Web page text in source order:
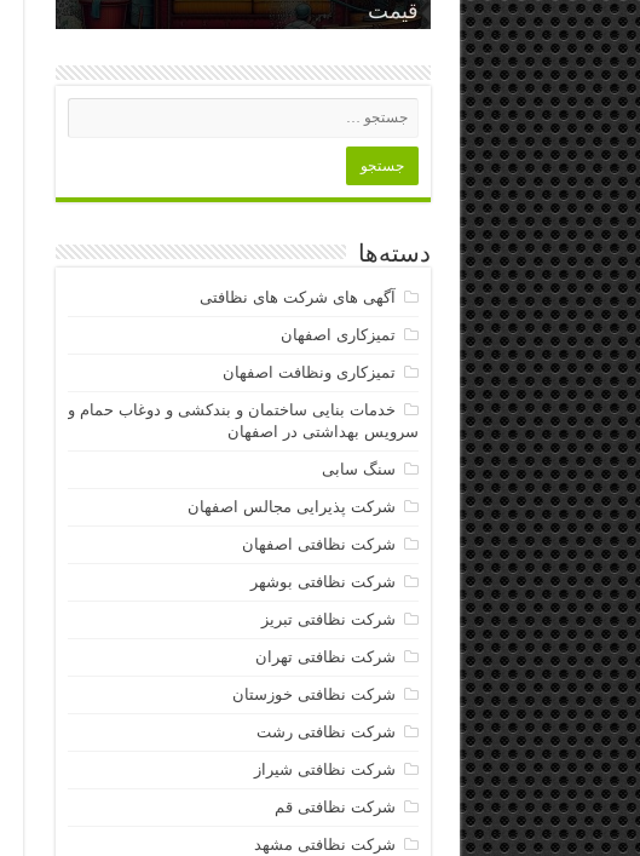
آن بر سلامت و آرامش خانواده
قیمت
مراقبت از سالمند در منزل اصفهان
دسته‌ها
آگهی های شرکت های نظافتی
تمیزکاری اصفهان
تمیزکاری ونظافت اصفهان
خدمات بنایی ساختمان و بندکشی و دوغاب حمام و
سرویس بهداشتی در اصفهان
سنگ سابی
شرکت پذیرایی مجالس اصفهان
شرکت نظافتی اصفهان
شرکت نظافتی بوشهر
شرکت نظافتی تبریز
شرکت نظافتی تهران
شرکت نظافتی خوزستان
شرکت نظافتی رشت
شرکت نظافتی شیراز
شرکت نظافتی قم
شرکت نظافتی مشهد